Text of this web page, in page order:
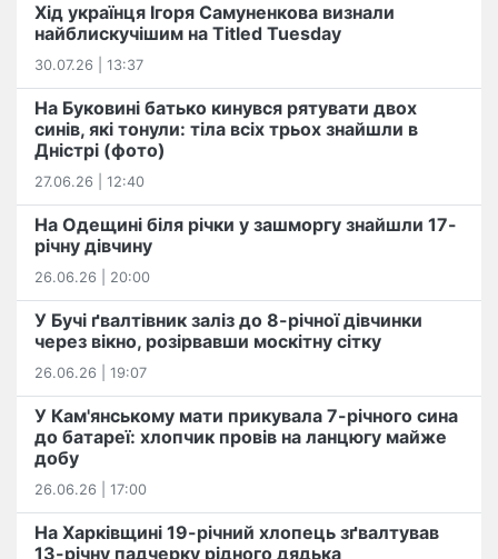
Хід українця Ігоря Самуненкова визнали
найблискучішим на Titled Tuesday
30.07.26 | 13:37
На Буковині батько кинувся рятувати двох
синів, які тонули: тіла всіх трьох знайшли в
Дністрі (фото)
27.06.26 | 12:40
На Одещині біля річки у зашморгу знайшли 17-
річну дівчину
26.06.26 | 20:00
У Бучі ґвалтівник заліз до 8-річної дівчинки
через вікно, розірвавши москітну сітку
26.06.26 | 19:07
У Кам'янському мати прикувала 7-річного сина
до батареї: хлопчик провів на ланцюгу майже
добу
26.06.26 | 17:00
На Харківщині 19-річний хлопець​ ️зґвалтував
13-річну падчерку рідного дядька